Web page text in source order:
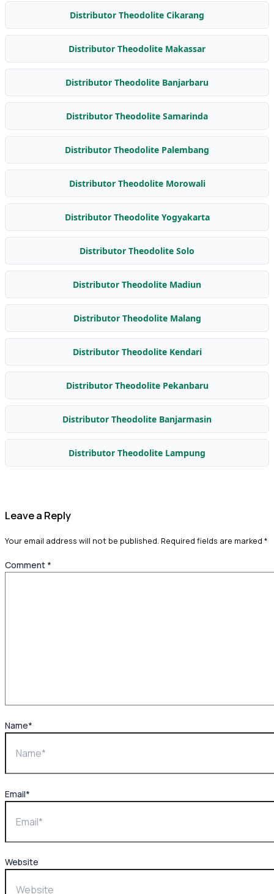
Distributor Theodolite Cikarang
Distributor Theodolite Makassar
Distributor Theodolite Banjarbaru
Distributor Theodolite Samarinda
Distributor Theodolite Palembang
Distributor Theodolite Morowali
Distributor Theodolite Yogyakarta
Distributor Theodolite Solo
Distributor Theodolite Madiun
Distributor Theodolite Malang
Distributor Theodolite Kendari
Distributor Theodolite Pekanbaru
Distributor Theodolite Banjarmasin
Distributor Theodolite Lampung
Leave a Reply
Your email address will not be published. Required fields are marked *
Comment *
Name*
Email*
Website